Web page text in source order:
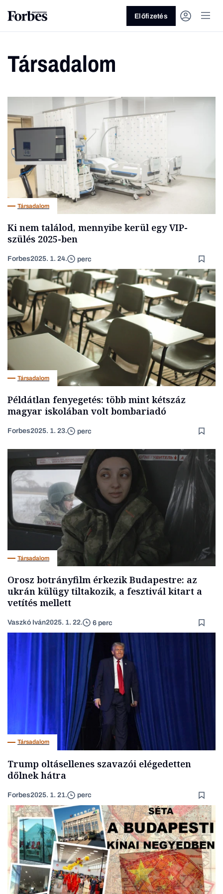
Vagy fedezze fel a következő
témákat
Üzlet Pénz Zöld Legyél jobb!
Előfizetés
Társadalom
Társadalom
Ki nem találod, mennyibe kerül egy VIP-
szülés 2025-ben
Forbes2025. 1. 24. perc
Társadalom
Példátlan fenyegetés: több mint kétszáz
magyar iskolában volt bombariadó
Forbes2025. 1. 23. perc
Társadalom
Orosz botrányfilm érkezik Budapestre: az
ukrán külügy tiltakozik, a fesztivál kitart a
vetítés mellett
Vaszkó Iván2025. 1. 22. 6 perc
Társadalom
Trump oltásellenes szavazói elégedetten
dőlnek hátra
Forbes2025. 1. 21. perc